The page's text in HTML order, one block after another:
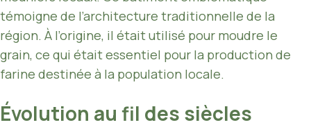
témoigne de l’architecture traditionnelle de la
région. À l’origine, il était utilisé pour moudre le
grain, ce qui était essentiel pour la production de
farine destinée à la population locale.
Évolution au fil des siècles